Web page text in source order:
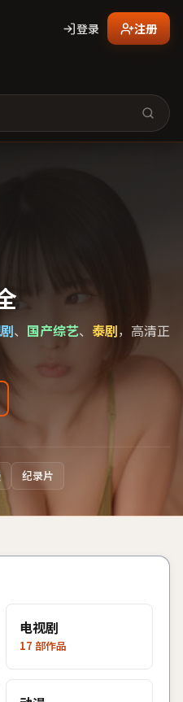
登录 注册
、 国产综艺、 泰剧，高清正
纪录片
电视剧
17 部作品